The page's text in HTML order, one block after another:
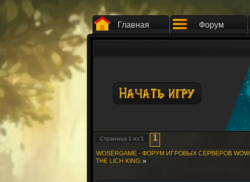
Главная Форум
Страница 1 из 1 1
WOSERGAME - ФОРУМ ИГРОВЫХ СЕРВЕРОВ WOW
THE LICH KING »